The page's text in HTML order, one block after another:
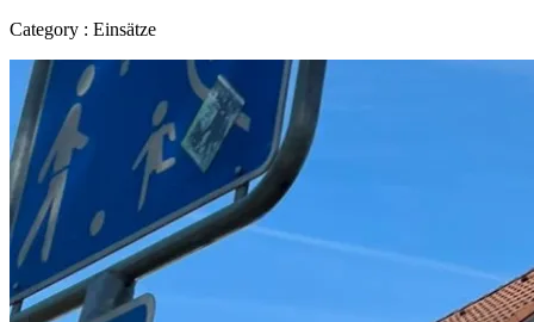
Category : Einsätze